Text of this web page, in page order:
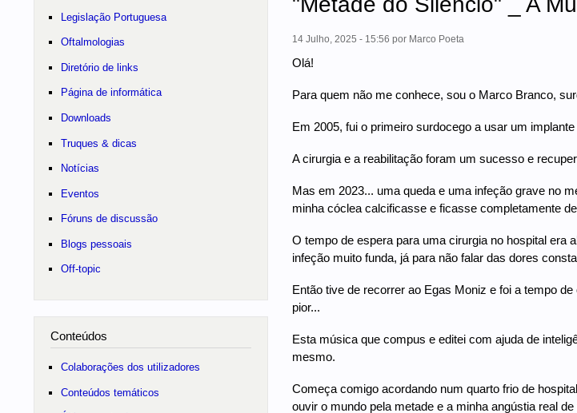
14 Julho, 2025 - 15:56 por Marco Poeta
Olá!
Para quem não me conhece, sou o Marco Branco,
Em 2005, fui o primeiro surdocego a usar um
A cirurgia e a reabilitação foram um sucesso e
Mas em 2023... uma queda e uma infeção grave no
minha cóclea calcificasse e ficasse completamente
O tempo de espera para uma cirurgia no hospital era
infeção muito funda, já para não falar das dores
Então tive de recorrer ao Egas Moniz e foi a tempo
pior...
Esta música que compus e editei com ajuda de
mesmo.
Começa comigo acordando num quarto frio de
ouvir o mundo pela metade e a minha angústia real
Legislação Portuguesa
Oftalmologias
Diretório de links
Página de informática
Downloads
Truques & dicas
Notícias
Eventos
Fóruns de discussão
Blogs pessoais
Off-topic
Conteúdos
Colaborações dos utilizadores
Conteúdos temáticos